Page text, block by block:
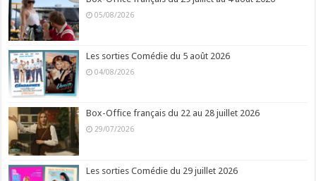
05/08/2026
Les sorties Comédie du 5 août 2026
04/08/2026
Box-Office français du 22 au 28 juillet 2026
29/07/2026
Les sorties Comédie du 29 juillet 2026